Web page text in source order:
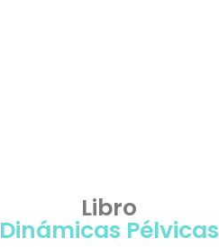
Libro
Dinámicas Pélvicas